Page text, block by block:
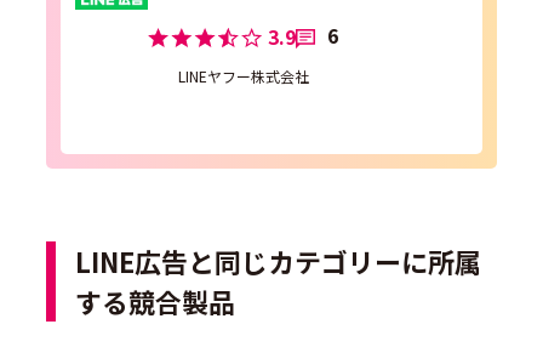
3.9 6
LINEヤフー株式会社
LINE広告と同じカテゴリーに所属
する競合製品